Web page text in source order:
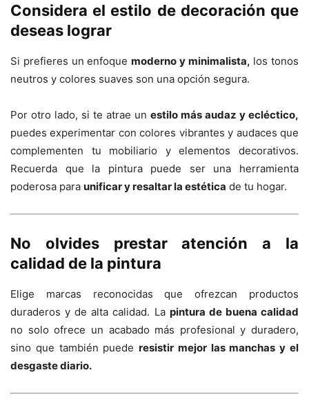
Considera el estilo de decoración que
deseas lograr
Si prefieres un enfoque moderno y minimalista, los tonos
neutros y colores suaves son una opción segura.
Por otro lado, si te atrae un estilo más audaz y ecléctico,
puedes experimentar con colores vibrantes y audaces que
complementen tu mobiliario y elementos decorativos.
Recuerda que la pintura puede ser una herramienta
poderosa para unificar y resaltar la estética de tu hogar.
No olvides prestar atención a la
calidad de la pintura
Elige marcas reconocidas que ofrezcan productos
duraderos y de alta calidad. La pintura de buena calidad
no solo ofrece un acabado más profesional y duradero,
sino que también puederesistir mejor las manchas y el
desgaste diario.